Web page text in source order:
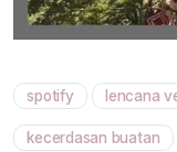
spotify lencana
kecerdasan buatan